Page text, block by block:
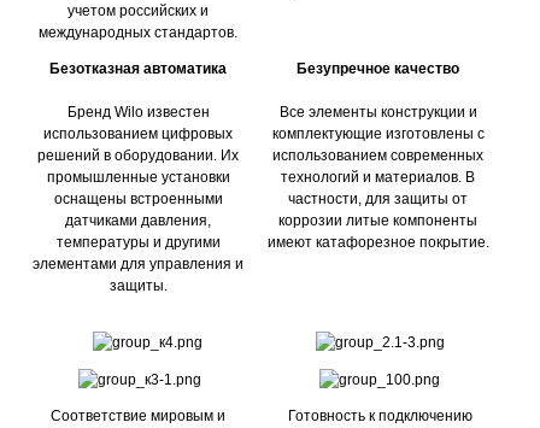
учетом российских и
международных стандартов.
Безотказная автоматика
Бренд Wilo известен
использованием цифровых
решений в оборудовании. Их
промышленные установки
оснащены встроенными
датчиками давления,
температуры и другими
элементами для управления и
защиты.
Безупречное качество
Все элементы конструкции и
комплектующие изготовлены с
использованием современных
технологий и материалов. В
частности, для защиты от
коррозии литые компоненты
имеют катафорезное покрытие.
Соответствие мировым и
Готовность к подключению